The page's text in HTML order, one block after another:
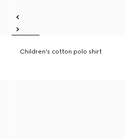
Children's cotton polo shirt